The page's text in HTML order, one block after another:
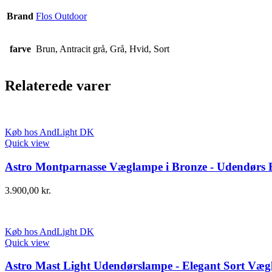
Brand Flos Outdoor
farve Brun, Antracit grå, Grå, Hvid, Sort
Relaterede varer
Køb hos AndLight DK
Quick view
Astro Montparnasse Væglampe i Bronze - Udendørs
3.900,00 kr.
Køb hos AndLight DK
Quick view
Astro Mast Light Udendørslampe - Elegant Sort